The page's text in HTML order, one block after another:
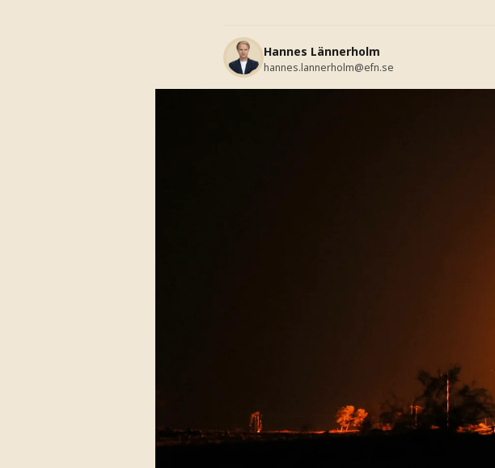
Hannes Lännerholm
hannes.lannerholm@efn.se